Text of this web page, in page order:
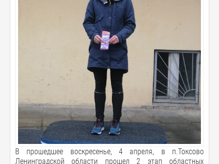
В прошедшее воскресенье, 4 апреля, в п.Токсово
Ленинградской области прошел 2 этап областных